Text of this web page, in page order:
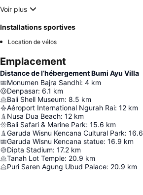
Voir plus
Installations sportives
Location de vélos
Emplacement
Distance de l’hébergement Bumi Ayu Villa
Monumen Bajra Sandhi: 4 km
Denpasar: 6.1 km
Bali Shell Museum: 8.5 km
Aéroport International Ngurah Rai: 12 km
Nusa Dua Beach: 12 km
Bali Safari & Marine Park: 15.6 km
Garuda Wisnu Kencana Cultural Park: 16.6
Garuda Wisnu Kencana statue: 16.9 km
Dipta Stadium: 17.2 km
Tanah Lot Temple: 20.9 km
Puri Saren Agung Ubud Palace: 20.9 km